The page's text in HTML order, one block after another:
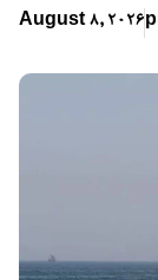
August 8, 2026